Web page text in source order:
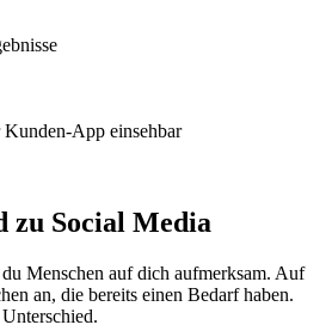
App einsehbar
zu Social Media
Menschen auf dich aufmerksam. Auf
an, die bereits einen Bedarf haben.